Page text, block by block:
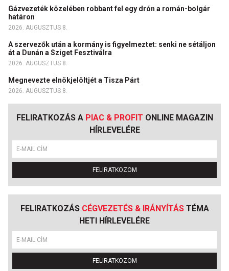
Gázvezeték közelében robbant fel egy drón a román-bolgár
határon
2026. AUGUSZTUS 8.
A szervezők után a kormány is figyelmeztet: senki ne sétáljon
át a Dunán a Sziget Fesztiválra
2026. AUGUSZTUS 8.
Megnevezte elnökjelöltjét a Tisza Párt
2026. AUGUSZTUS 8.
FELIRATKOZÁS A PIAC & PROFIT ONLINE MAGAZIN
HÍRLEVELÉRE
FELIRATKOZOM
FELIRATKOZÁS CÉGVEZETÉS & IRÁNYÍTÁSTÉMA
HETI HÍRLEVELÉRE
FELIRATKOZOM